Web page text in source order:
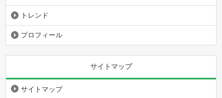
トレンド
プロフィール
サイトマップ
サイトマップ